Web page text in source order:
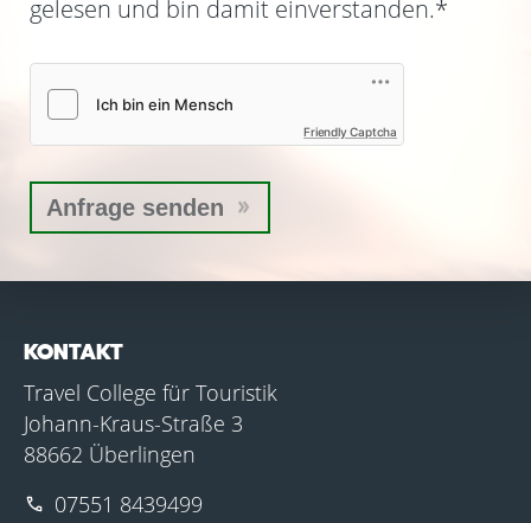
gelesen und bin damit einverstanden.*
Friendly Captcha
KONTAKT
Travel College für Touristik
Johann-Kraus-Straße 3
88662 Überlingen
phone 07551 8439499